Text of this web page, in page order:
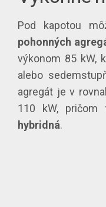
Pod kapotou
pohonných
výkonom 85 kW,
alebo
agregát je v
110 kW, pričom
hybridná.